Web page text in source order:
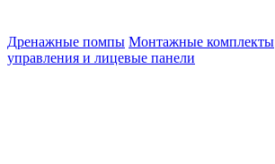
Дренажные помпы Монтажные комплекты
управления и лицевые панели